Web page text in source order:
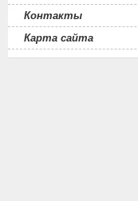
Контакты
Карта сайта